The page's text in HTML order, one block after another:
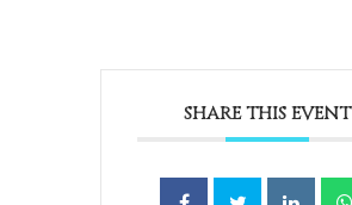
SHARE THIS EVENT